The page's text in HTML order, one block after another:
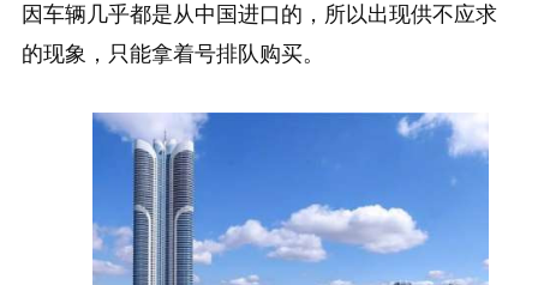
因车辆几乎都是从中国进口的，所以出现供不应求
的现象，只能拿着号排队购买。